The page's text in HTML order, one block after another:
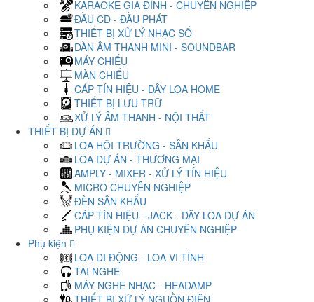
KARAOKE GIA ĐÌNH - CHUYÊN NGHIỆP
ĐẦU CD - ĐẦU PHÁT
THIẾT BỊ XỬ LÝ NHẠC SỐ
DÀN ÂM THANH MINI - SOUNDBAR
MÁY CHIẾU
MÀN CHIẾU
CÁP TÍN HIỆU - DÂY LOA HOME
THIẾT BỊ LƯU TRỮ
XỬ LÝ ÂM THANH - NỘI THẤT
THIẾT BỊ DỰ ÁN
LOA HỘI TRƯỜNG - SÂN KHẤU
LOA DỰ ÁN - THƯƠNG MẠI
AMPLY - MIXER - XỬ LÝ TÍN HIỆU
MICRO CHUYÊN NGHIỆP
ĐÈN SÂN KHẤU
CÁP TÍN HIỆU - JACK - DÂY LOA DỰ ÁN
PHỤ KIỆN DỰ ÁN CHUYÊN NGHIỆP
Phụ kiện
LOA DI ĐỘNG - LOA VI TÍNH
TAI NGHE
MÁY NGHE NHẠC - HEADAMP
THIẾT BỊ XỬ LÝ NGUỒN ĐIỆN